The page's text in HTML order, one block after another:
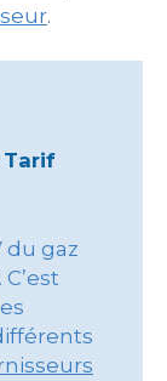
.
Tarif
du gaz